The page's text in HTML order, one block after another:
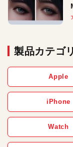
製品カテゴリ
Apple
iPhone
Watch